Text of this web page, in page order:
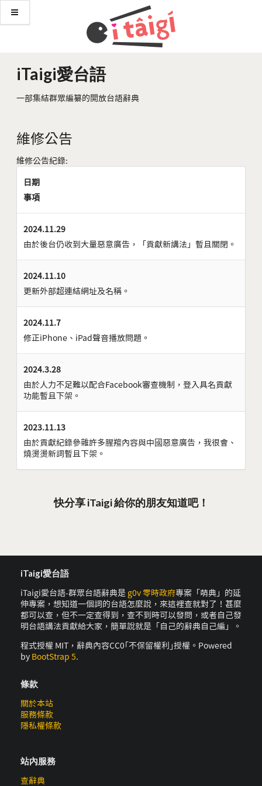
iTaigi愛台語
一部集結群眾編纂的開放台語辭典
維修公告
維修公告紀錄:
日期
事項
2024.11.29
由於後台仍收到大量惡意廣告，「貢獻新講法」暫且關閉。
2024.11.10
更新外部超連結網址及名稱。
2024.11.7
修正iPhone、iPad聲音播放問題。
2024.3.28
由於人力不足難以配合Facebook審查機制，登入具名貢獻
功能暫且下架。
2023.11.13
由於貢獻紀錄參雜許多腥羶內容與中國惡意廣告，我很會、
燒燙燙新詞暫且下架。
快分享 iTaigi 給你的朋友知道吧！
iTaigi愛台語
iTaigi愛台語-群眾台語辭典是 g0v 零時政府專案「萌典」的延
伸專案，想知道一個詞的台語怎麼說，來這裡查就對了！甚麼
都可以查，但不一定查得到，查不到時可以發問，或者自己發
明台語講法貢獻給大家，簡單說就是「自己的辭典自己編」。
程式授權 MIT，辭典內容CC0｢不保留權利｣授權。Powered
by BootStrap 5.
條款
關於本站
服務條款
隱私權條款
站內服務
查辭典